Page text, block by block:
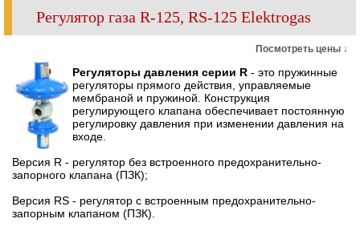
Регулятор газа R-125, RS-125 Elektrogas
Посмотреть цены ↓
Регуляторы давления серии R - это пружинные
регуляторы прямого действия, управляемые
мембраной и пружиной. Конструкция
регулирующего клапана обеспечивает постоянную
регулировку давления при изменении давления на
входе.
Версия R - регулятор без встроенного предохранительно-
запорного клапана (ПЗК);
Версия RS - регулятор с встроенным предохранительно-
запорным клапаном (ПЗК).